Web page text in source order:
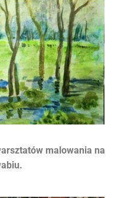
malowania na